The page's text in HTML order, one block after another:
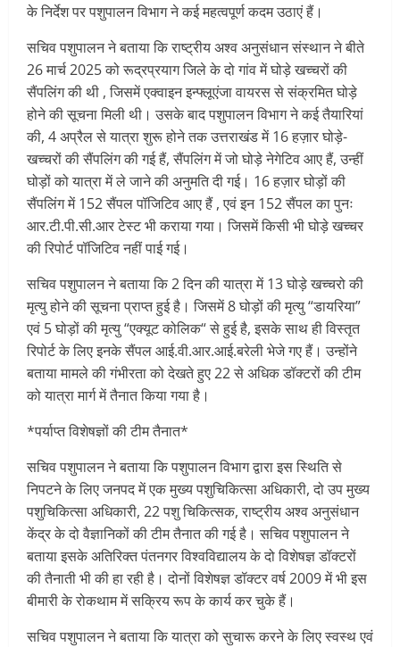
के निर्देश पर पशुपालन विभाग ने कई महत्वपूर्ण कदम उठाएं हैं।
सचिव पशुपालन ने बताया कि राष्ट्रीय अश्व अनुसंधान संस्थान ने बीते
26 मार्च 2025 को रूद्रप्रयाग जिले के दो गांव में घोड़े खच्चरों की
सैंपलिंग की थी , जिसमें एक्वाइन इन्फ्लूएंजा वायरस से संक्रमित घोड़े
होने की सूचना मिली थी। उसके बाद पशुपालन विभाग ने कई तैयारियां
की, 4 अप्रैल से यात्रा शुरू होने तक उत्तराखंड में 16 हज़ार घोड़े-
खच्चरों की सैंपलिंग की गई हैं, सैंपलिंग में जो घोड़े नेगेटिव आए हैं, उन्हीं
घोड़ों को यात्रा में ले जाने की अनुमति दी गई। 16 हज़ार घोड़ों की
सैंपलिंग में 152 सैंपल पॉजिटिव आए हैं , एवं इन 152 सैंपल का पुनः
आर.टी.पी.सी.आर टेस्ट भी कराया गया। जिसमें किसी भी घोड़े खच्चर
की रिपोर्ट पॉजिटिव नहीं पाई गई।
सचिव पशुपालन ने बताया कि 2 दिन की यात्रा में 13 घोड़े खच्चरो की
मृत्यु होने की सूचना प्राप्त हुई है। जिसमें 8 घोड़ों की मृत्यु “डायरिया”
एवं 5 घोड़ों की मृत्यु “एक्यूट कोलिक“ से हुई है, इसके साथ ही विस्तृत
रिपोर्ट के लिए इनके सैंपल आई.वी.आर.आई.बरेली भेजे गए हैं। उन्होंने
बताया मामले की गंभीरता को देखते हुए 22 से अधिक डॉक्टरों की टीम
को यात्रा मार्ग में तैनात किया गया है।
*पर्याप्त विशेषज्ञों की टीम तैनात*
सचिव पशुपालन ने बताया कि पशुपालन विभाग द्वारा इस स्थिति से
निपटने के लिए जनपद में एक मुख्य पशुचिकित्सा अधिकारी, दो उप मुख्य
पशुचिकित्सा अधिकारी, 22 पशु चिकित्सक, राष्ट्रीय अश्व अनुसंधान
केंद्र के दो वैज्ञानिकों की टीम तैनात की गई है। सचिव पशुपालन ने
बताया इसके अतिरिक्त पंतनगर विश्वविद्यालय के दो विशेषज्ञ डॉक्टरों
की तैनाती भी की हा रही है। दोनों विशेषज्ञ डॉक्टर वर्ष 2009 में भी इस
बीमारी के रोकथाम में सक्रिय रूप के कार्य कर चुके हैं।
सचिव पशुपालन ने बताया कि यात्रा को सुचारू करने के लिए स्वस्थ एवं